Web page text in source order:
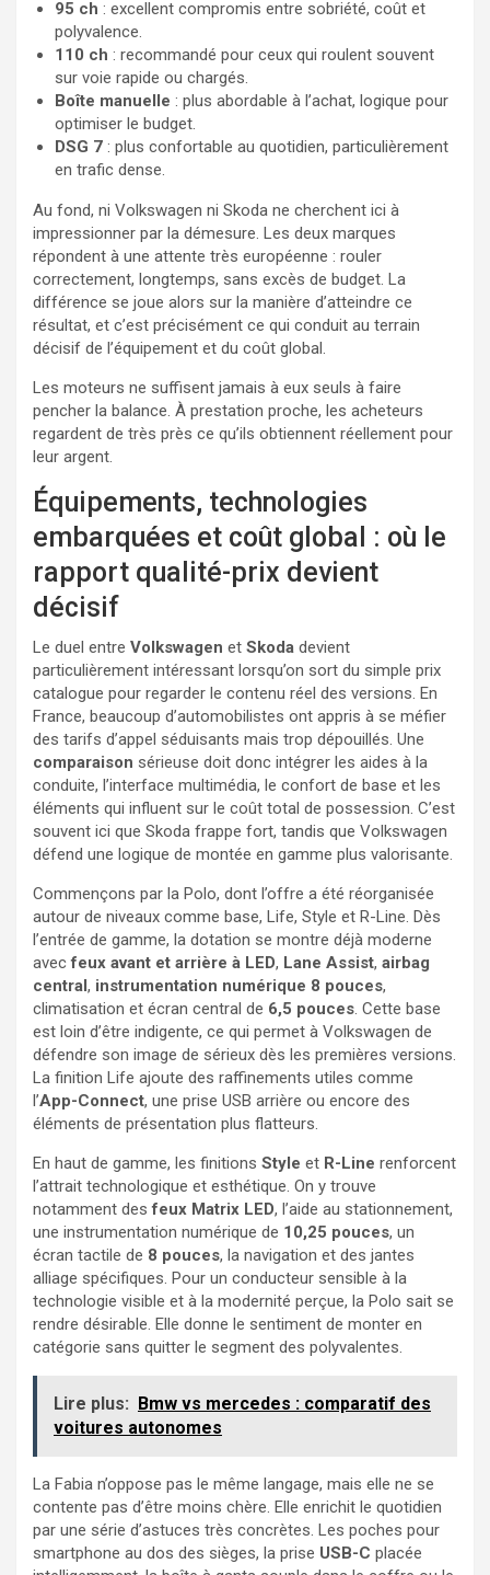
95 ch : excellent compromis entre sobriété, coût et
polyvalence.
110 ch : recommandé pour ceux qui roulent souvent
sur voie rapide ou chargés.
Boîte manuelle : plus abordable à l’achat, logique pour
optimiser le budget.
DSG 7 : plus confortable au quotidien, particulièrement
en trafic dense.
Au fond, ni Volkswagen ni Skoda ne cherchent ici à
impressionner par la démesure. Les deux marques
répondent à une attente très européenne : rouler
correctement, longtemps, sans excès de budget. La
différence se joue alors sur la manière d’atteindre ce
résultat, et c’est précisément ce qui conduit au terrain
décisif de l’équipement et du coût global.
Les moteurs ne suffisent jamais à eux seuls à faire
pencher la balance. À prestation proche, les acheteurs
regardent de très près ce qu’ils obtiennent réellement pour
leur argent.
Équipements, technologies
embarquées et coût global : où le
rapport qualité-prix devient
décisif
Le duel entre Volkswagen et Skoda devient
particulièrement intéressant lorsqu’on sort du simple prix
catalogue pour regarder le contenu réel des versions. En
France, beaucoup d’automobilistes ont appris à se méfier
des tarifs d’appel séduisants mais trop dépouillés. Une
comparaison sérieuse doit donc intégrer les aides à la
conduite, l’interface multimédia, le confort de base et les
éléments qui influent sur le coût total de possession. C’est
souvent ici que Skoda frappe fort, tandis que Volkswagen
défend une logique de montée en gamme plus valorisante.
Commençons par la Polo, dont l’offre a été réorganisée
autour de niveaux comme base, Life, Style et R-Line. Dès
l’entrée de gamme, la dotation se montre déjà moderne
avecfeux avant et arrière à LED, Lane Assist, airbag
central, instrumentation numérique 8 pouces,
climatisation et écran central de 6,5 pouces. Cette base
est loin d’être indigente, ce qui permet à Volkswagen de
défendre son image de sérieux dès les premières versions.
La finition Life ajoute des raffinements utiles comme
l’App-Connect, une prise USB arrière ou encore des
éléments de présentation plus flatteurs.
En haut de gamme, les finitions Style et R-Line renforcent
l’attrait technologique et esthétique. On y trouve
notamment desfeux Matrix LED, l’aide au stationnement,
une instrumentation numérique de 10,25 pouces, un
écran tactile de 8 pouces, la navigation et des jantes
alliage spécifiques. Pour un conducteur sensible à la
technologie visible et à la modernité perçue, la Polo sait se
rendre désirable. Elle donne le sentiment de monter en
catégorie sans quitter le segment des polyvalentes.
Lire plus: Bmw vs mercedes : comparatif des
voitures autonomes
La Fabia n’oppose pas le même langage, mais elle ne se
contente pas d’être moins chère. Elle enrichit le quotidien
par une série d’astuces très concrètes. Les poches pour
smartphone au dos des sièges, la prise USB-C placée